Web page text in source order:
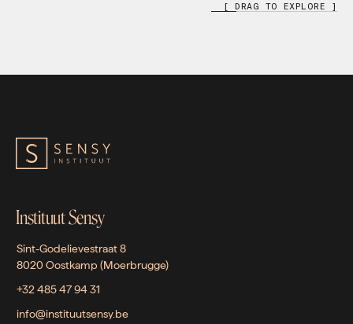
[ DRAG TO EXPLORE ]
Instituut Sensy
Sint-Godelievestraat 8
8020 Oostkamp (Moerbrugge)
+32 485 47 94 31
info@instituutsensy.be